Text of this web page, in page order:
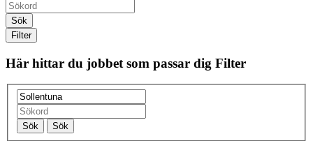
Filter
Här hittar du jobbet som passar dig Filter
Sök Sök